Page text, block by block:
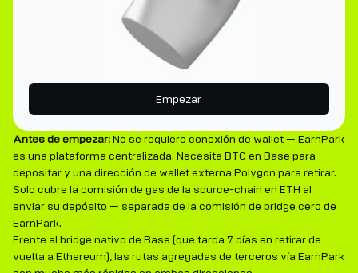
Empezar
Antes de empezar:No se requiere conexión de wallet — EarnPark
es una plataforma centralizada. Necesita BTC en Base para
depositar y una dirección de wallet externa Polygon para retirar.
Solo cubre la comisión de gas de la source-chain en ETH al
enviar su depósito — separada de la comisión de bridge cero de
EarnPark.
Frente al bridge nativo de Base (que tarda 7 días en retirar de
vuelta a Ethereum), las rutas agregadas de terceros vía EarnPark